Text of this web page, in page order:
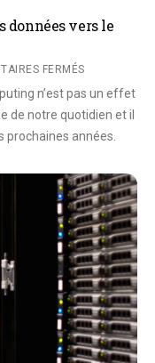
données vers le
FERMÉS
n’est pas un effet
de notre quotidien et il
années.